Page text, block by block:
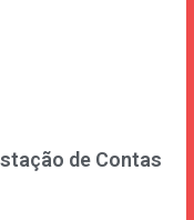
de Contas